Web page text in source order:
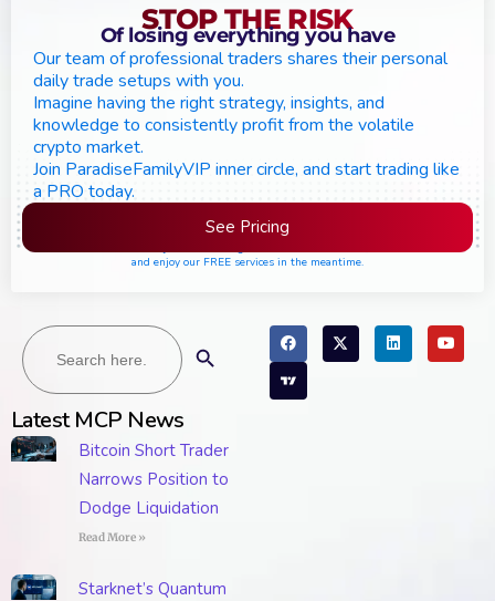
Search
for:
Latest MCP News
Bitcoin Short Trader
Narrows Position to
Dodge Liquidation
Read More »
Starknet’s Quantum
STOP THE RISK
Of losing everything you have
Our team of professional traders shares their personal
daily trade setups with you.
Imagine having the right strategy, insights, and
knowledge to consistently profit from the volatile
crypto market.
Join ParadiseFamilyVIP inner circle, and start trading like
a PRO today.
See Pricing
and enjoy our FREE services in the meantime.